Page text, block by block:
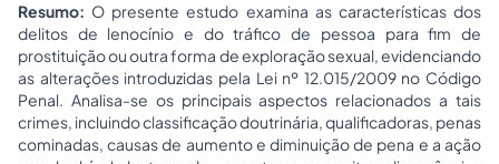
Resumo: O presente estudo examina as características dos
delitos de lenocínio e do tráfico de pessoa para fim de
prostituição ou outra forma de exploração sexual, evidenciando
as alterações introduzidas pela Lei nº 12.015/2009 no Código
Penal. Analisa-se os principais aspectos relacionados a tais
crimes, incluindo classificação doutrinária, qualificadoras, penas
cominadas, causas de aumento e diminuição de pena e a ação